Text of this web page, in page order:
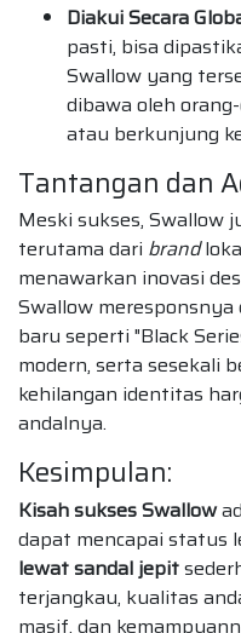
Diakui Secara
pasti, bisa
Swallow yang
dibawa oleh
atau berkunjung
Tantangan dan
Meski sukses, Swallow
terutama dari brand
menawarkan inovasi
Swallow
baru seperti "Black
modern, serta sesekali
kehilangan identitas
andalnya.
Kesimpulan:
Kisah sukses Swallow
dapat mencapai status
lewat sandal jepit
terjangkau, kualitas
masif, dan